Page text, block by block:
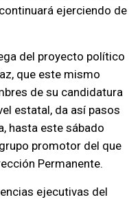
ejerciendo de
del proyecto político
que este mismo
de su candidatura
estatal, da así pasos
hasta este sábado
promotor del que
Permanente.
ejecutivas del